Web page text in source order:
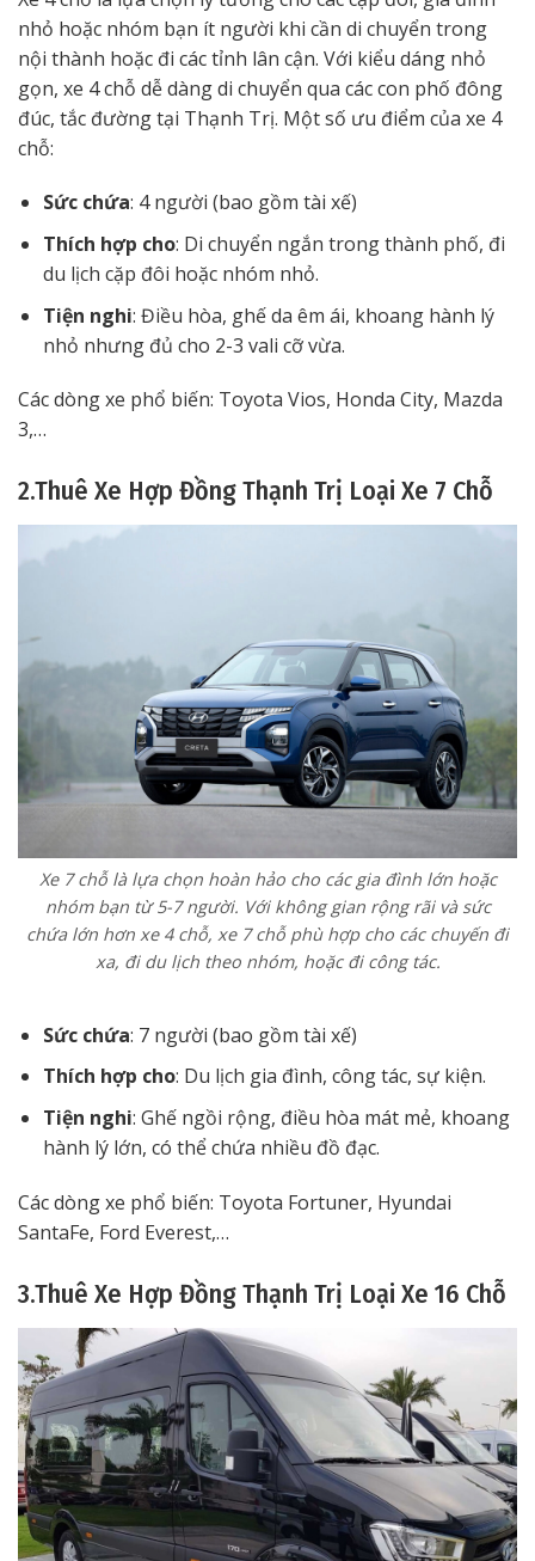
nhỏ hoặc nhóm bạn ít người khi cần di chuyển trong
nội thành hoặc đi các tỉnh lân cận. Với kiểu dáng nhỏ
gọn, xe 4 chỗ dễ dàng di chuyển qua các con phố đông
đúc, tắc đường tại Thạnh Trị. Một số ưu điểm của xe 4
chỗ:
Sức chứa: 4 người (bao gồm tài xế)
Thích hợp cho: Di chuyển ngắn trong thành phố, đi
du lịch cặp đôi hoặc nhóm nhỏ.
Tiện nghi: Điều hòa, ghế da êm ái, khoang hành lý
nhỏ nhưng đủ cho 2-3 vali cỡ vừa.
Các dòng xe phổ biến: Toyota Vios, Honda City, Mazda
3,…
2.Thuê Xe Hợp Đồng Thạnh Trị Loại Xe 7 Chỗ
Xe 7 chỗ là lựa chọn hoàn hảo cho các gia đình lớn hoặc
nhóm bạn từ 5-7 người. Với không gian rộng rãi và sức
chứa lớn hơn xe 4 chỗ, xe 7 chỗ phù hợp cho các chuyến đi
xa, đi du lịch theo nhóm, hoặc đi công tác.
Sức chứa: 7 người (bao gồm tài xế)
Thích hợp cho: Du lịch gia đình, công tác, sự kiện.
Tiện nghi: Ghế ngồi rộng, điều hòa mát mẻ, khoang
hành lý lớn, có thể chứa nhiều đồ đạc.
Các dòng xe phổ biến: Toyota Fortuner, Hyundai
SantaFe, Ford Everest,…
3.Thuê Xe Hợp Đồng Thạnh Trị Loại Xe 16 Chỗ